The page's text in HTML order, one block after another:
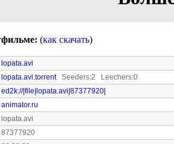
(как скачать)
lopata.avi
lopata.avi.torrentSeeders:2 Leechers:0
ed2k://|file|lopata.avi|87377920|
animator.ru
lopata.avi
87377920